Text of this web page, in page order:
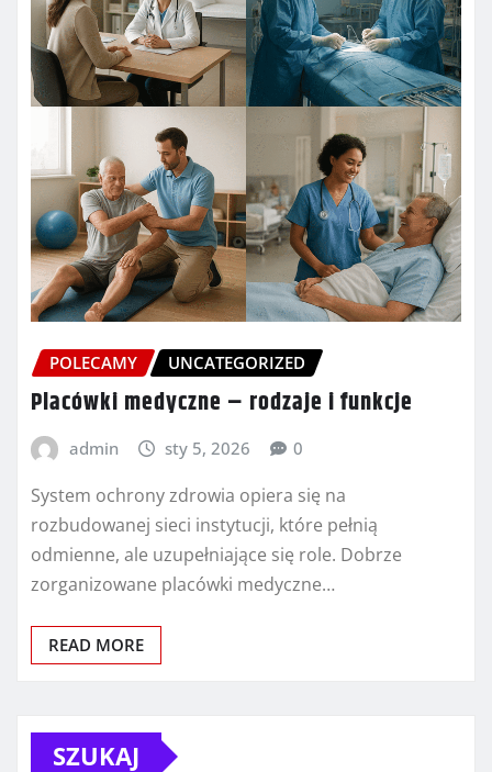
POLECAMY UNCATEGORIZED
Placówki medyczne – rodzaje i funkcje
admin sty 5, 2026 0
System ochrony zdrowia opiera się na
rozbudowanej sieci instytucji, które pełnią
odmienne, ale uzupełniające się role. Dobrze
zorganizowane placówki medyczne…
READ MORE
SZUKAJ